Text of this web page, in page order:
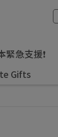
緊急支援❗
Gifts